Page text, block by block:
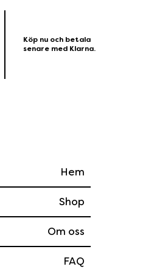
Köp nu och betala
senare med Klarna.
Hem
Shop
Om oss
FAQ